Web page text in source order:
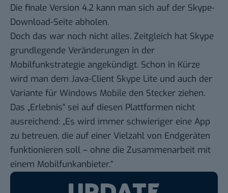
Die finale Version 4.2 kann man sich auf der Skype-
Download-Seite abholen.
Doch das war noch nicht alles. Zeitgleich hat Skype
grundlegende Veränderungen in der
Mobilfunkstrategie angekündigt. Schon in Kürze
wird man dem Java-Client Skype Lite und auch der
Variante für Windows Mobile den Stecker ziehen.
Das „Erlebnis“ sei auf diesen Plattformen nicht
ausreichend: „Es wird immer schwieriger eine App
zu betreuen, die auf einer Vielzahl von Endgeräten
funktionieren soll – ohne die Zusammenarbeit mit
einem Mobilfunkanbieter.“